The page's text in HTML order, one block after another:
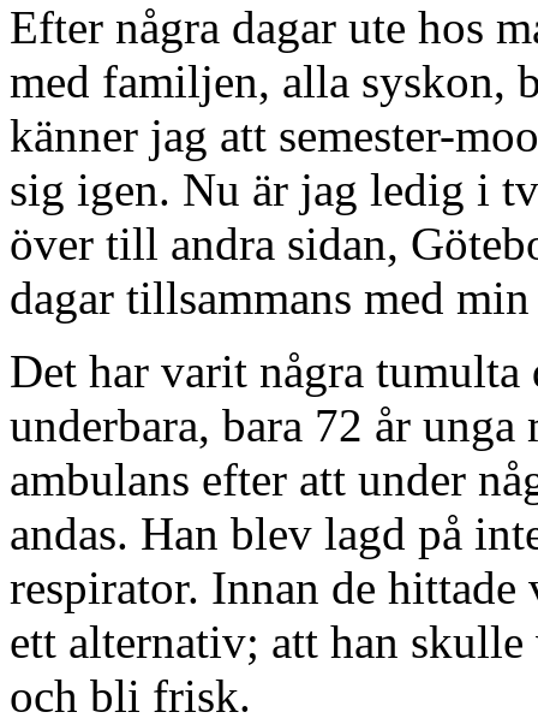
Efter några dagar ute hos
med familjen, alla syskon,
känner jag att semester-
sig igen. Nu är jag ledig i
över till andra sidan,
dagar tillsammans med
Det har varit några
underbara, bara 72 år
ambulans efter att under
andas. Han blev lagd på
respirator. Innan de
ett alternativ; att han
och bli frisk.